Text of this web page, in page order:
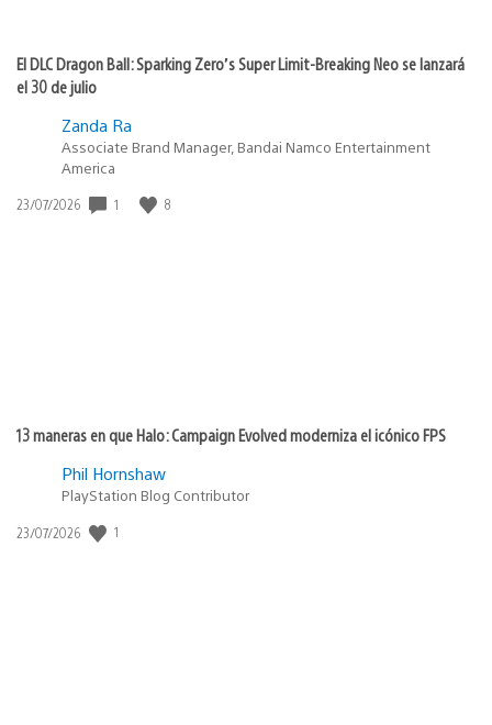
El DLC Dragon Ball: Sparking Zero’s Super Limit-Breaking Neo se lanzará
el 30 de julio
Zanda Ra
Associate Brand Manager, Bandai Namco Entertainment
America
Fecha
23/07/2026 1 8
13 maneras en que Halo: Campaign Evolved moderniza el icónico FPS
Phil Hornshaw
PlayStation Blog Contributor
Fecha
23/07/2026 1